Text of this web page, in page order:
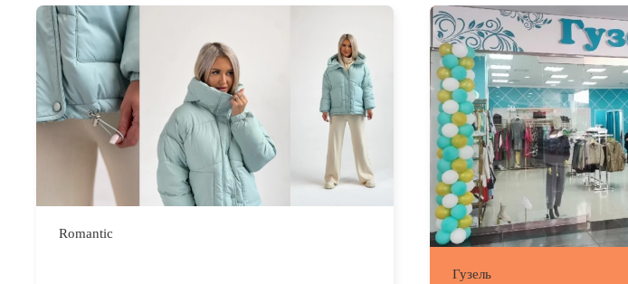
Romantic
Гузель